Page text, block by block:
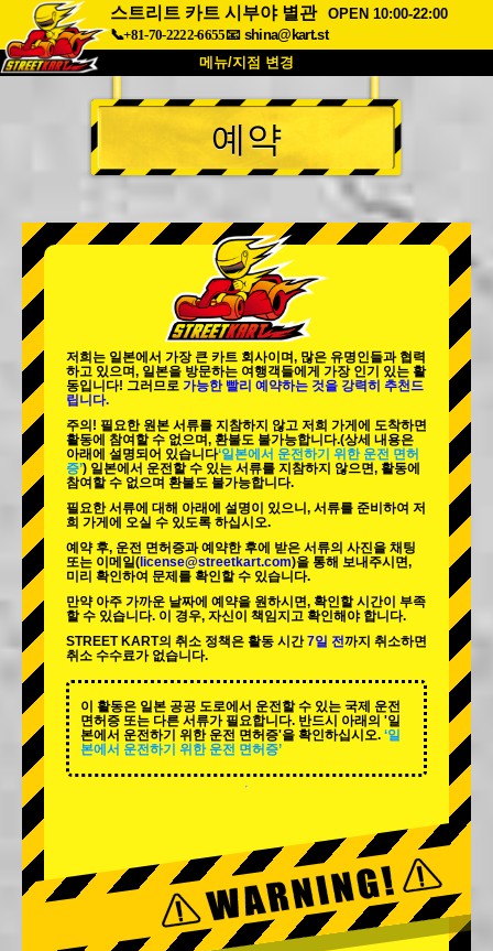
스트리트 카트 시부야 별관
OPEN 10:00-22:00
📞+81-70-2222-6655📧 shina@kart.st
메뉴/지점 변경
최상단
소개 사양 가격
회사 정보 예약
지점 변경
도쿄 시나가와 #1 도쿄 아키하바라#1
도쿄 아키하바라#2
도쿄 시부야 애넥스 도쿄 베이
도쿄 아사쿠사
오키나와
예약
저희는 일본에서 가장 큰 카트 회사이며, 많은 유명인들과 협력
하고 있으며, 일본을 방문하는 여행객들에게 가장 인기 있는 활
동입니다! 그러므로 가능한 빨리 예약하는 것을 강력히 추천드
립니다.
주의! 필요한 원본 서류를 지참하지 않고 저희 가게에 도착하면
활동에 참여할 수 없으며, 환불도 불가능합니다.(상세 내용은
아래에 설명되어 있습니다‘일본에서 운전하기 위한 운전 면허
증’) 일본에서 운전할 수 있는 서류를 지참하지 않으면, 활동에
참여할 수 없으며 환불도 불가능합니다.
필요한 서류에 대해 아래에 설명이 있으니, 서류를 준비하여 저
희 가게에 오실 수 있도록 하십시오.
예약 후, 운전 면허증과 예약한 후에 받은 서류의 사진을 채팅
또는 이메일( license@streetkart.com)을 통해 보내주시면,
미리 확인하여 문제를 확인할 수 있습니다.
만약 아주 가까운 날짜에 예약을 원하시면, 확인할 시간이 부족
할 수 있습니다. 이 경우, 자신이 책임지고 확인해야 합니다.
STREET KART의 취소 정책은 활동 시간7일 전까지 취소하면
취소 수수료가 없습니다.
이 활동은 일본 공공 도로에서 운전할 수 있는 국제 운전
면허증 또는 다른 서류가 필요합니다. 반드시 아래의 '일
본에서 운전하기 위한 운전 면허증'을 확인하십시오. ‘일
본에서 운전하기 위한 운전 면허증’